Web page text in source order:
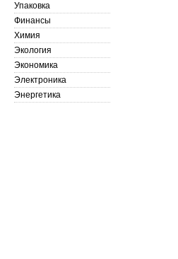
Упаковка
Финансы
Химия
Экология
Экономика
Электроника
Энергетика